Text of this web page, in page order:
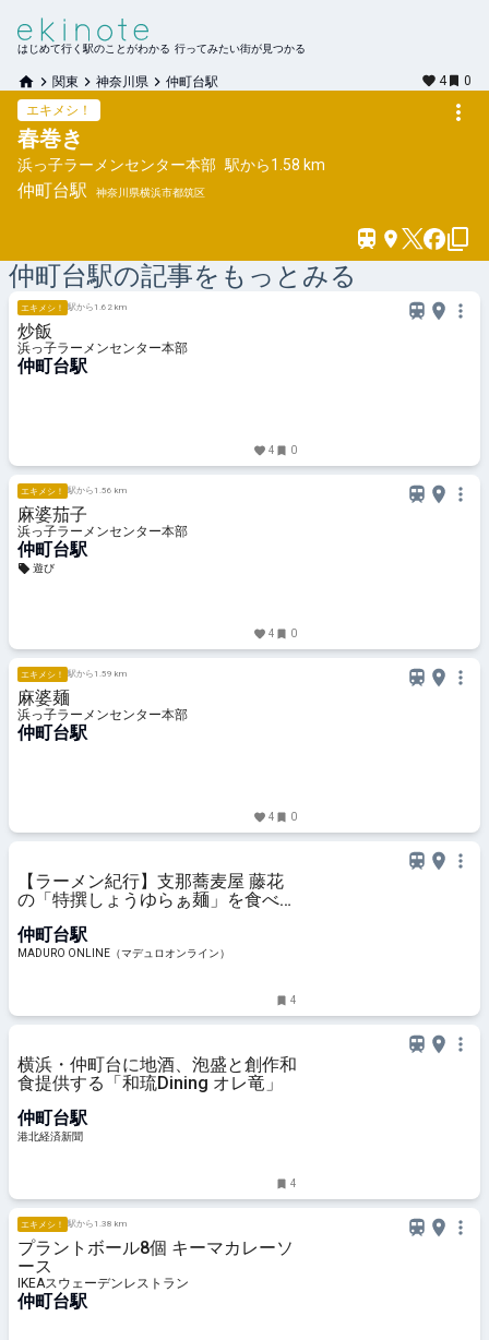
はじめて行く駅のことがわかる 行ってみたい街が見つかる
関東 神奈川県 仲町台駅 4
0
エキメシ！
春巻き
浜っ子ラーメンセンター本部 駅から1.58 km
仲町台駅 神奈川県横浜市都筑区
仲町台駅の記事をもっとみる
エキメシ！ 駅から1.62 km
炒飯
浜っ子ラーメンセンター本部
仲町台駅
4 0
エキメシ！ 駅から1.56 km
麻婆茄子
浜っ子ラーメンセンター本部
仲町台駅
遊び
4 0
エキメシ！ 駅から1.59 km
麻婆麺
浜っ子ラーメンセンター本部
仲町台駅
4 0
【ラーメン紀行】支那蕎麦屋 藤花
の「特撰しょうゆらぁ麺」を食べに
仲町台駅
MADURO ONLINE（マデュロオンライン）
4
横浜・仲町台に地酒、泡盛と創作和
食提供する「和琉Dining オレ竜」
仲町台駅
港北経済新聞
4
エキメシ！ 駅から1.38 km
プラントボール8個 キーマカレーソ
ース
IKEAスウェーデンレストラン
仲町台駅